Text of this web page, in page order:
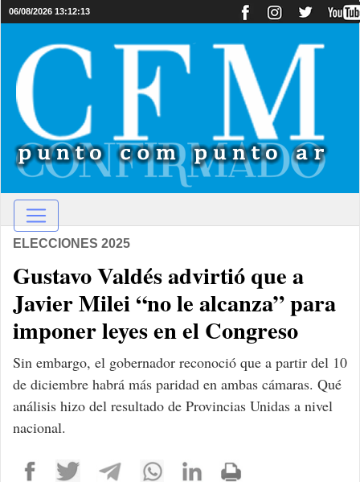
06/08/2026 13:12:13
ELECCIONES 2025
Gustavo Valdés advirtió que a
Javier Milei “no le alcanza” para
imponer leyes en el Congreso
Sin embargo, el gobernador reconoció que a partir del 10
de diciembre habrá más paridad en ambas cámaras. Qué
análisis hizo del resultado de Provincias Unidas a nivel
nacional.